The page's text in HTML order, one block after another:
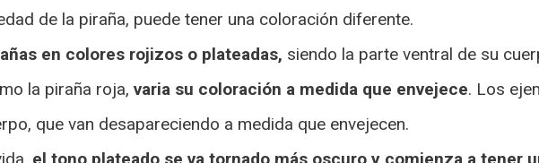
de la piraña, puede tener una coloración diferente.
en colores rojizos o plateadas, siendo la parte ventral de su
la piraña roja, varia su coloración a medida que envejece. Los
que van desapareciendo a medida que envejecen.